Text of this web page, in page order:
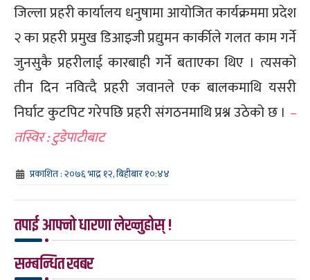
जिल्ला प्रहरी कार्यालय धनुषामा आयोजित कार्यक्रममा प्रदेश
२ का प्रहरी प्रमुख डिआइजी प्रद्युमन कार्कीले गलत काम गर्ने
जुनसुकै प्रहरीलाई कारबाही गर्ने बताएका थिए । त्यसको
तीन दिन नवित्दै प्रहरी जवानले एक बालकमाथि यसरी
निर्घाट कुटपिट गरेपछि प्रहरी संगठनमाथि प्रश्न उठेको छ । –
तस्विर : टुडेपाटीबाट
प्रकाशित : २०७६ भाद्र १२, बिहीबार १०:४४
तपाई आफ्नो धारणा लेख्नुहोस् !
सम्बन्धित खबर